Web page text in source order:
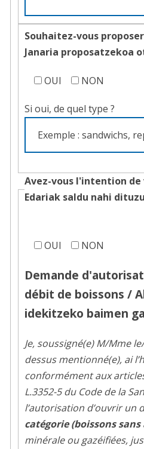
Souhaitez-vous
Janaria proposatzekoa
OUI NON
Si oui, de quel type ?
Avez-vous l'intention de
Edariak saldu nahi
vous
d'une
autorisation
de
de
boissons
?
OUI NON
Demande
débit de boissons /
idekitzeko baimen
Je, soussigné(e) M/Mme
dessus mentionné(e), ai
conformément aux
L.3352-5 du Code de la
l’autorisation d’ouvrir un
catégorie (boissons sans
minérale ou gazéifiées,